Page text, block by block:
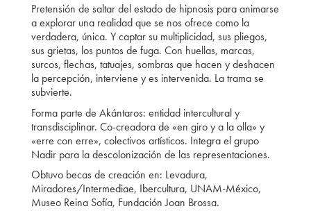
Pretensión de saltar del estado de hipnosis para animarse
a explorar una realidad que se nos ofrece como la
verdadera, única. Y captar su multiplicidad, sus pliegos,
sus grietas, los puntos de fuga. Con huellas, marcas,
surcos, flechas, tatuajes, sombras que hacen y deshacen
la percepción, interviene y es intervenida. La trama se
subvierte.
Forma parte de Akántaros: entidad intercultural y
transdisciplinar. Co-creadora de «en giro y a la olla» y
«erre con erre», colectivos artísticos. Integra el grupo
Nadir para la descolonización de las representaciones.
Obtuvo becas de creación en: Levadura,
Miradores/Intermediae, Ibercultura, UNAM-México,
Museo Reina Sofía, Fundación Joan Brossa.